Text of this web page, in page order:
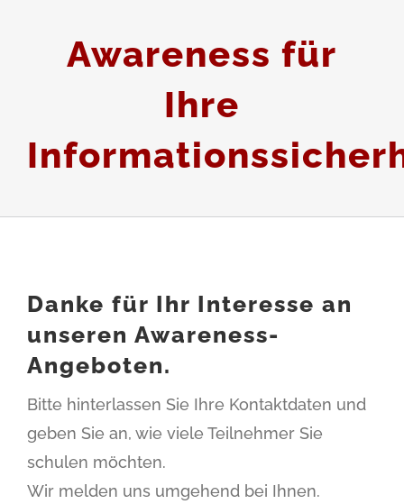
Awareness für
Ihre
Danke für Ihr Interesse an
unseren Awareness-
Angeboten.
Bitte hinterlassen Sie Ihre Kontaktdaten und
geben Sie an, wie viele Teilnehmer Sie
schulen möchten.
Wir melden uns umgehend bei Ihnen.